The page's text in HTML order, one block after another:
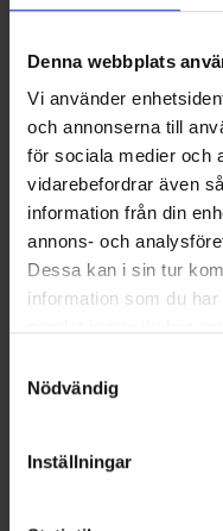
Denna webbplats
Vi använder
och annonserna till
för sociala medier och
vidarebefordrar även
information från din
annons- och
Dessa kan i sin tur
information som du
Nödvändig
Inställningar
Tekniset tiedot
Arvostelut
Saatat myös